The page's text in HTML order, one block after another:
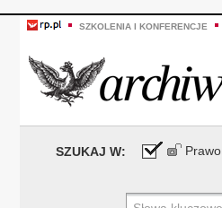
SZKOLENIA I KONFERENCJE
SZUKAJ W: Prawo